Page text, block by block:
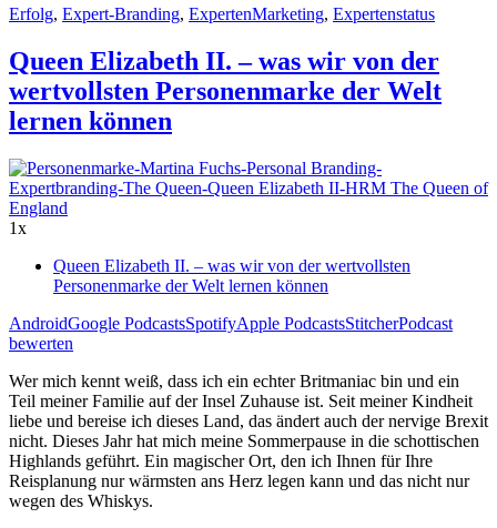
Erfolg, Expert-Branding, ExpertenMarketing, Expertenstatus
Queen Elizabeth II. – was wir von der
wertvollsten Personenmarke der Welt
lernen können
1x
Queen Elizabeth II. – was wir von der wertvollsten
Personenmarke der Welt lernen können
AndroidGoogle PodcastsSpotifyApple PodcastsStitcherPodcast
bewerten
Wer mich kennt weiß, dass ich ein echter Britmaniac bin und ein
Teil meiner Familie auf der Insel Zuhause ist. Seit meiner Kindheit
liebe und bereise ich dieses Land, das ändert auch der nervige Brexit
nicht. Dieses Jahr hat mich meine Sommerpause in die schottischen
Highlands geführt. Ein magischer Ort, den ich Ihnen für Ihre
Reisplanung nur wärmsten ans Herz legen kann und das nicht nur
wegen des Whiskys.